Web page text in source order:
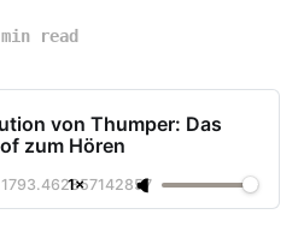
read
von Thumper: Das
zum Hören
1793.462857142857
1×